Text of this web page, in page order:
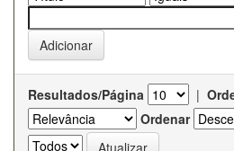
Resultados/Página |
Ordenar